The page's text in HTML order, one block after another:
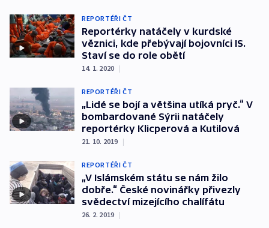
REPORTÉŘI ČT
Reportérky natáčely v kurdské
věznici, kde přebývají bojovníci IS.
Staví se do role obětí
14. 1. 2020 |
REPORTÉŘI ČT
„Lidé se bojí a většina utíká pryč.“ V
bombardované Sýrii natáčely
reportérky Klicperová a Kutilová
21. 10. 2019 |
REPORTÉŘI ČT
„V Islámském státu se nám žilo
dobře.“ České novinářky přivezly
svědectví mizejícího chalífátu
26. 2. 2019 |